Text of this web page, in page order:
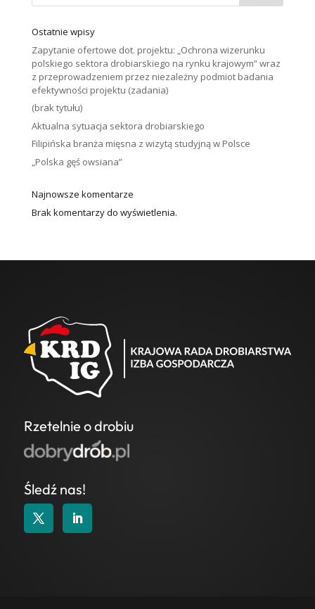
Ostatnie wpisy
Zapytanie ofertowe dot. projektu: „Ochrona wizerunku
polskiego sektora drobiarskiego na rynku krajowym” wraz
z przeprowadzeniem przez niezależny podmiot badania
efektywności projektu (zadania)
(brak tytułu)
Aktualna sytuacja sektora drobiarskiego
Filipińska branża mięsna z wizytą studyjną w Polsce
„Polska gęś owsiana”
Najnowsze komentarze
Brak komentarzy do wyświetlenia.
Rzetelnie o drobiu
Śledź nas!